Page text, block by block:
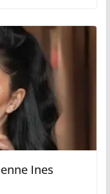
Ines